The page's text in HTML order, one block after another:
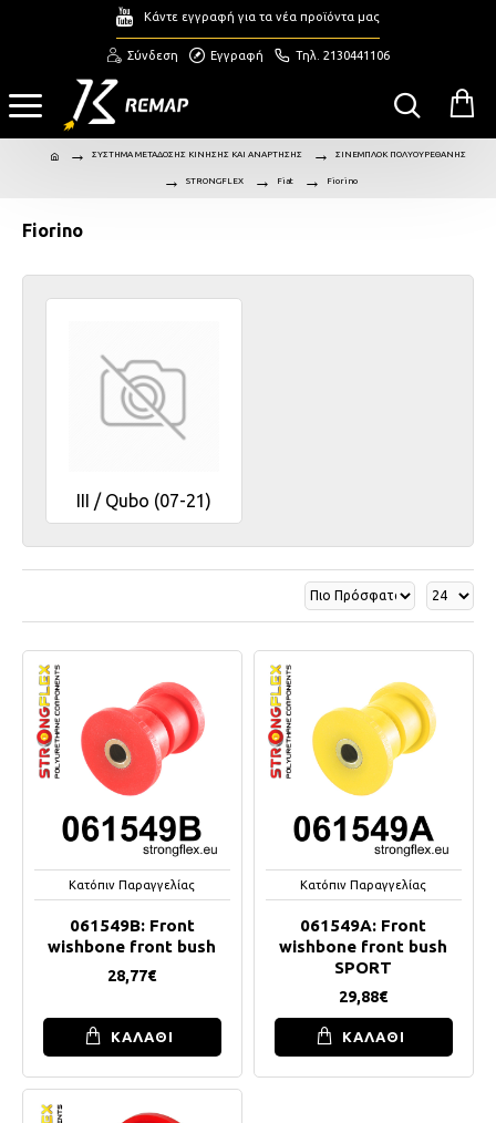
Κάντε εγγραφή για τα νέα προϊόντα μας
Σύνδεση Εγγραφή Τηλ. 2130441106
ΣΥΣΤΗΜΑ ΜΕΤΑΔΟΣΗΣ ΚΙΝΗΣΗΣ ΚΑΙ ΑΝΑΡΤΗΣΗΣ ΣΙΝΕΜΠΛΟΚ ΠΟΛΥΟΥΡΕΘΑΝΗΣ
STRONGFLEX Fiat Fiorino
Fiorino
III / Qubo (07-21)
Κατόπιν Παραγγελίας
061549B: Front
wishbone front bush
28,77€
ΚΑΛΑΘΙ
Κατόπιν Παραγγελίας
061549A: Front
wishbone front bush
SPORT
29,88€
ΚΑΛΑΘΙ